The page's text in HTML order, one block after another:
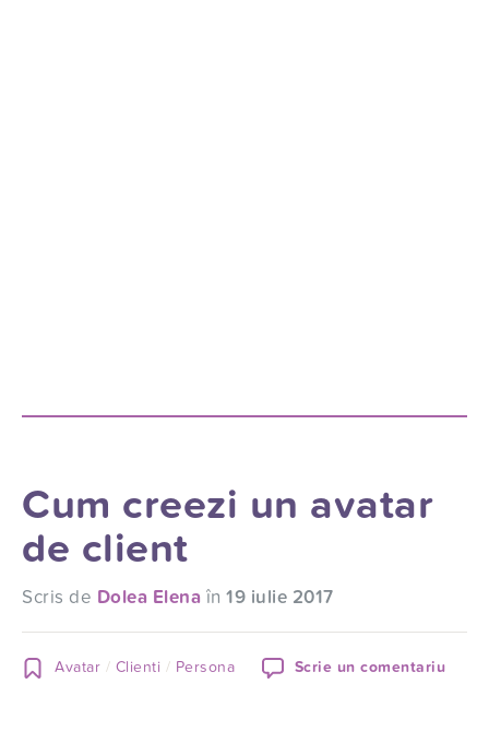
Cum creezi un avatar
de client
Scris de Dolea Elena în 19 iulie 2017
Avatar Clienti Persona Scrie un comentariu